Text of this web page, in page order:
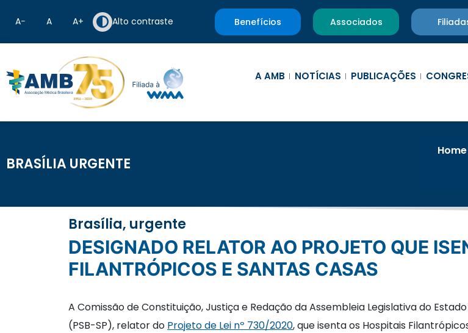
A− A A+ Alto contraste Benefícios Associados
A AMB NOTÍCIAS PUBLICAÇÕES
BRASÍLIA URGENTE
Home
Brasília, urgente
DESIGNADO RELATOR AO PROJETO QUE ISENTA DE IMPOSTOS HOSPITAIS
FILANTRÓPICOS E SANTAS CASAS
A Comissão de Constituição, Justiça e Redação da Assembleia Legislativa do
(PSB-SP), relator do Projeto de Lei nº 730/2020, que isenta os Hospitais